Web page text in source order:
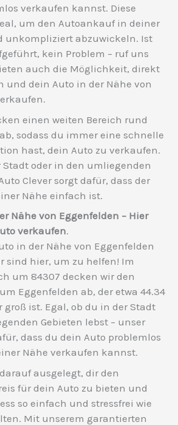
verkaufen kannst. Diese
um den Autoankauf in deiner
unkompliziert abzuwickeln. Ist
kein Problem – ruf uns
auch die Möglichkeit, direkt
und dein Auto in der Nähe von
einen weiten Bereich rund
sodass du immer eine schnelle
hast, dein Auto zu verkaufen.
Stadt oder in den umliegenden
Clever sorgt dafür, dass der
Nähe einfach ist.
Nähe von Eggenfelden – Hier
verkaufen.
in der Nähe von Eggenfelden
sind hier, um zu helfen! Im
um 84307 decken wir den
Eggenfelden ab, der etwa 44.34
ist. Egal, ob du in der Stadt
Gebieten lebst – unser
dass du dein Auto problemlos
Nähe verkaufen kannst.
ausgelegt, dir den
für dein Auto zu bieten und
so einfach und stressfrei wie
Mit unserem garantierten